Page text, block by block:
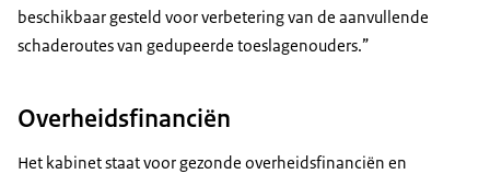
beschikbaar gesteld voor verbetering van de aanvullende
schaderoutes van gedupeerde toeslagenouders.”
Overheidsfinanciën
Het kabinet staat voor gezonde overheidsfinanciën en